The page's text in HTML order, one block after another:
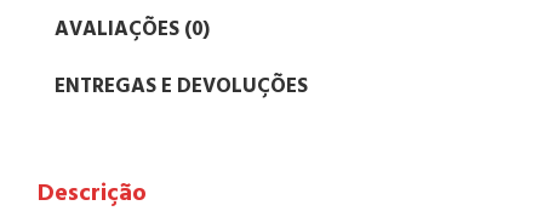
AVALIAÇÕES (0)
ENTREGAS E DEVOLUÇÕES
Descrição